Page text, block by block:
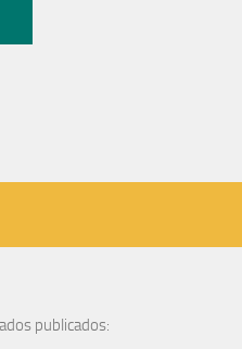
publicados: